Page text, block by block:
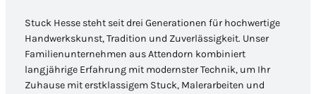
Stuck Hesse steht seit drei Generationen für hochwertige
Handwerkskunst, Tradition und Zuverlässigkeit. Unser
Familienunternehmen aus Attendorn kombiniert
langjährige Erfahrung mit modernster Technik, um Ihr
Zuhause mit erstklassigem Stuck, Malerarbeiten und